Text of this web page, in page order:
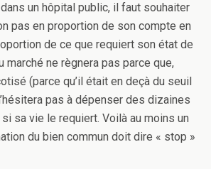
un hôpital public, il faut souhaiter
pas en proportion de son compte en
de ce que requiert son état de
marché ne règnera pas parce que,
(parce qu’il était en deçà du seuil
pas à dépenser des dizaines
sa vie le requiert. Voilà au moins un
du bien commun doit dire « stop »